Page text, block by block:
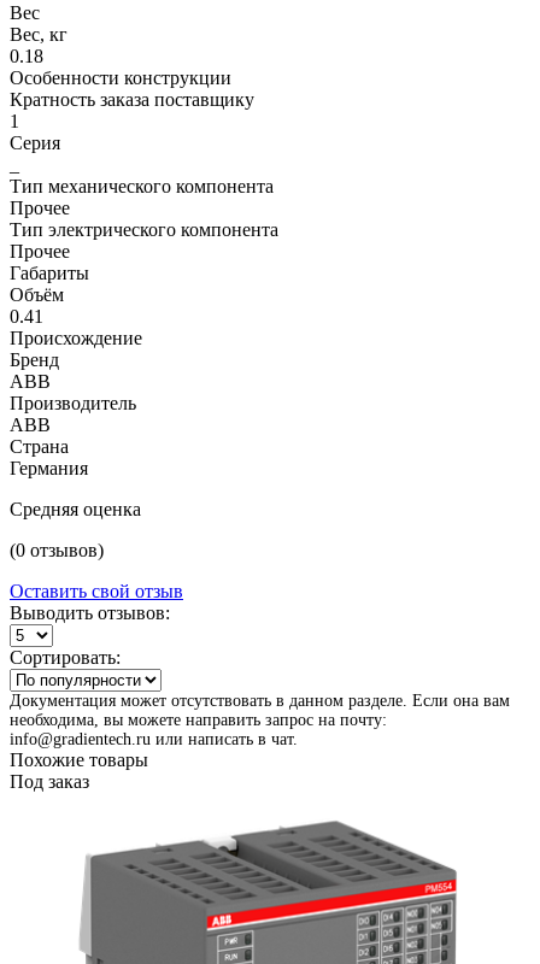
Вес
Вес, кг
0.18
Особенности конструкции
Кратность заказа поставщику
1
Серия
Тип механического компонента
Прочее
Тип электрического компонента
Прочее
Габариты
Объём
0.41
Происхождение
Бренд
ABB
Производитель
ABB
Страна
Германия
Средняя оценка
(0 отзывов)
Оставить свой отзыв
Выводить отзывов:
Сортировать:
Документация может отсутствовать в данном разделе. Если она вам
необходима, вы можете направить запрос на почту:
info@gradientech.ru или написать в чат.
Похожие товары
Под заказ